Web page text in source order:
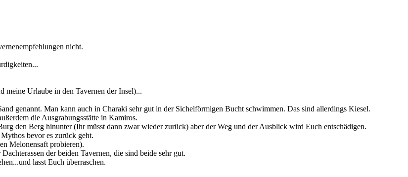
nicht.
meine Urlaube in den Tavernen der Insel)...
genannt. Man kann auch in Charaki sehr gut in der Sichelförmigen Bucht schwimmen. Das sind allerdings Kiesel.
die Ausgrabungsstätte in Kamiros.
den Berg hinunter (Ihr müsst dann zwar wieder zurück) aber der Weg und der Ausblick wird Euch entschädigen.
bevor es zurück geht.
Melonensaft probieren).
der beiden Tavernen, die sind beide sehr gut.
lasst Euch überraschen.